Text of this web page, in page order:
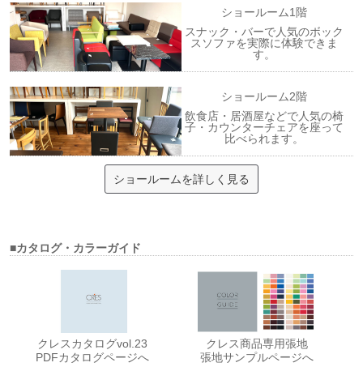
ショールーム1階
スナック・バーで人気のボック
スソファを実際に体験できま
す。
ショールーム2階
飲食店・居酒屋などで人気の椅
子・カウンターチェアを座って
比べられます。
ショールームを詳しく見る
■カタログ・カラーガイド
クレスカタログvol.23
PDFカタログページへ
クレス商品専用張地
張地サンプルページへ